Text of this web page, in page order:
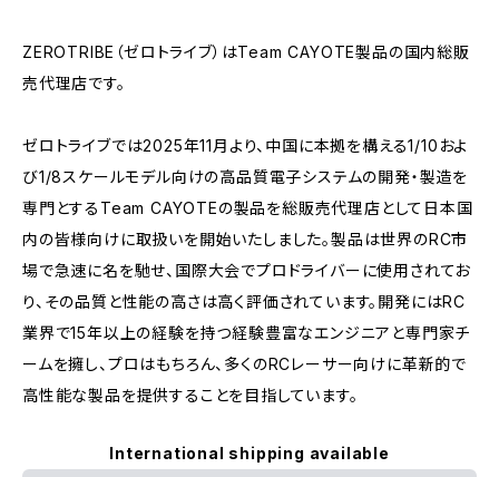
ZEROTRIBE（ゼロトライブ）はTeam CAYOTE製品の国内総販
売代理店です。
ゼロトライブでは2025年11月より、中国に本拠を構える1/10およ
び1/8スケールモデル向けの高品質電子システムの開発・製造を
専門とするTeam CAYOTEの製品を総販売代理店として日本国
内の皆様向けに取扱いを開始いたしました。製品は世界のRC市
場で急速に名を馳せ、国際大会でプロドライバーに使用されてお
り、その品質と性能の高さは高く評価されています。開発にはRC
業界で15年以上の経験を持つ経験豊富なエンジニアと専門家チ
ームを擁し、プロはもちろん、多くのRCレーサー向けに革新的で
高性能な製品を提供することを目指しています。
International shipping available